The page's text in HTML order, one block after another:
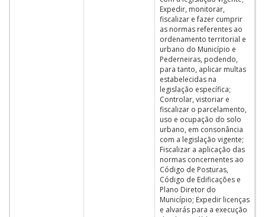
Expedir, monitorar,
fiscalizar e fazer cumprir
as normas referentes ao
ordenamento territorial e
urbano do Município e
Pederneiras, podendo,
para tanto, aplicar multas
estabelecidas na
legislação específica;
Controlar, vistoriar e
fiscalizar o parcelamento,
uso e ocupação do solo
urbano, em consonância
com a legislação vigente;
Fiscalizar a aplicação das
normas concernentes ao
Código de Posturas,
Código de Edificações e
Plano Diretor do
Município; Expedir licenças
e alvarás para a execução